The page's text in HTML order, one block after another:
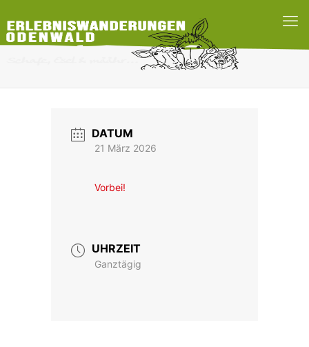
DATUM
21 März 2026
Vorbei!
UHRZEIT
Ganztägig